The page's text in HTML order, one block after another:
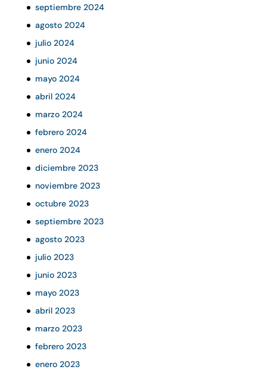
septiembre 2024
agosto 2024
julio 2024
junio 2024
mayo 2024
abril 2024
marzo 2024
febrero 2024
enero 2024
diciembre 2023
noviembre 2023
octubre 2023
septiembre 2023
agosto 2023
julio 2023
junio 2023
mayo 2023
abril 2023
marzo 2023
febrero 2023
enero 2023